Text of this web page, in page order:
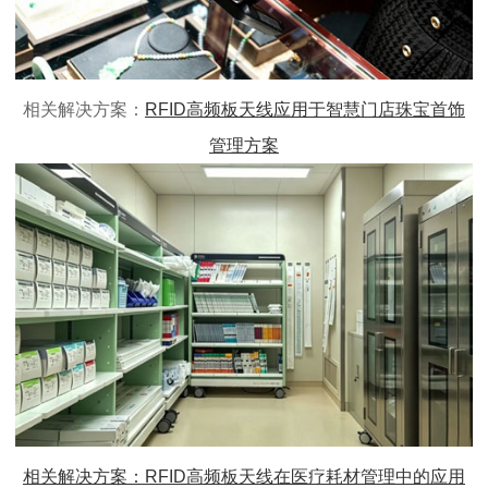
相关解决方案： RFID高频板天线应用于智慧门店珠宝首饰
管理方案
相关解决方案：RFID高频板天线在医疗耗材管理中的应用